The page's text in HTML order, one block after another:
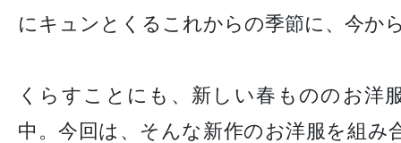
にキュンとくるこれからの季節に、今か
くらすことにも、新しい春もののお洋
中。今回は、そんな新作のお洋服を組み